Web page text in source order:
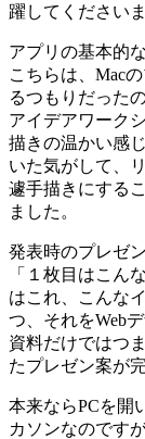
躍してくださいま
アプリの基本的
こちらは、Mac
るつもりだった
アイデアワーク
描きの温かい感
いた気がして、
遽手描きにする
ました。
発表時のプレゼ
「１枚目はこん
はこれ、こんな
つ、それをWeb
資料だけではつ
たプレゼン案が
本来ならPCを開
カソンなのです